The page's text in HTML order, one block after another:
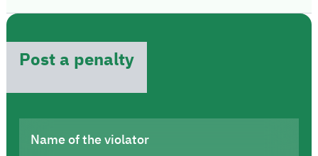
Post a penalty
Name of the violator